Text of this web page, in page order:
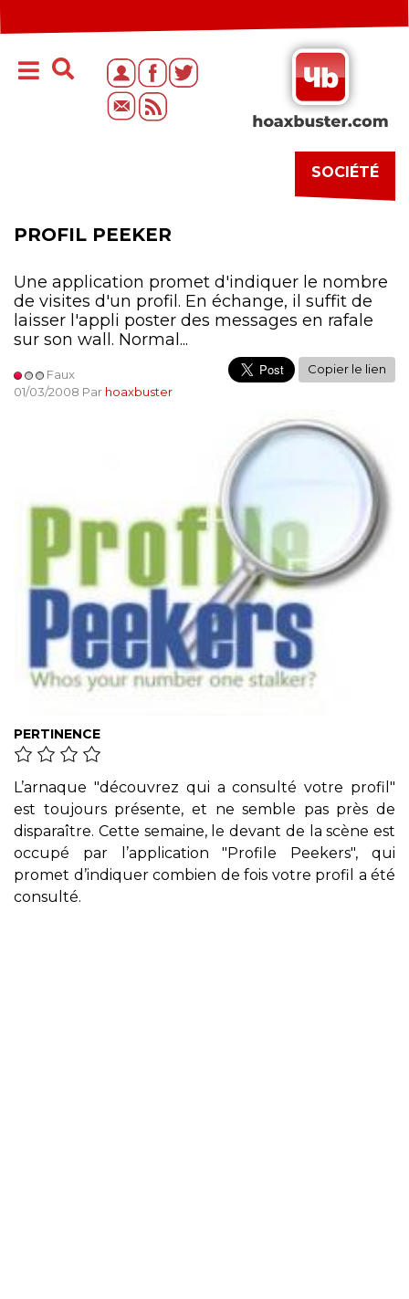
SOCIÉTÉ
PROFIL PEEKER
Une application promet d'indiquer le nombre
de visites d'un profil. En échange, il suffit de
laisser l'appli poster des messages en rafale
sur son wall. Normal...
Faux
01/03/2008 Par hoaxbuster
Copier le lien
PERTINENCE
L’arnaque "découvrez qui a consulté votre profil"
est toujours présente, et ne semble pas près de
disparaître. Cette semaine, le devant de la scène est
occupé par l’application "Profile Peekers", qui
promet d’indiquer combien de fois votre profil a été
consulté.